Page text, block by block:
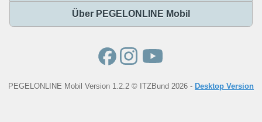
Über PEGELONLINE Mobil
PEGELONLINE Mobil Version 1.2.2 © ITZBund 2026 - Desktop Version